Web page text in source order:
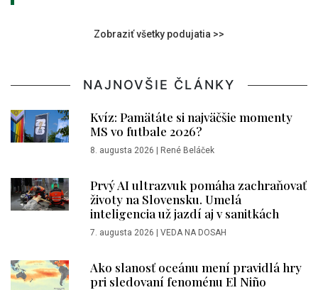
Zobraziť všetky podujatia >>
NAJNOVŠIE ČLÁNKY
Kvíz: Pamätáte si najväčšie momenty
MS vo futbale 2026?
8. augusta 2026 | René Beláček
Prvý AI ultrazvuk pomáha zachraňovať
životy na Slovensku. Umelá
inteligencia už jazdí aj v sanitkách
7. augusta 2026 | VEDA NA DOSAH
Ako slanosť oceánu mení pravidlá hry
pri sledovaní fenoménu El Niño